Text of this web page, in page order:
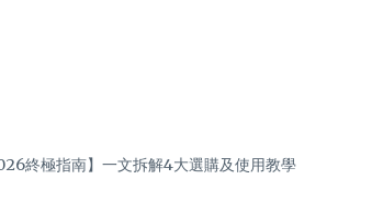
終極指南】一文拆解4大選購及使用教學